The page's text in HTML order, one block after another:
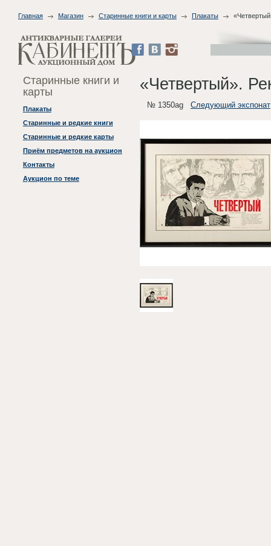
Главная Магазин Старинные книги и карты Плакаты
Старинные книги и
карты
Плакаты
Старинные и редкие книги
Старинные и редкие карты
Приём предметов на аукцион
Контакты
Аукцион по теме
«Четвертый».
№ 1350ag Следующий экспонат